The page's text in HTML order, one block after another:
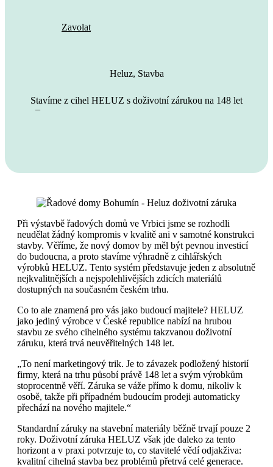
Zavolat
Heluz, Stavba
Stavíme z cihel HELUZ s doživotní zárukou na 148 let
–
Při výstavbě řadových domů ve Vrbici jsme se rozhodli
neudělat žádný kompromis v kvalitě ani v samotné konstrukci
stavby. Věříme, že nový domov by měl být pevnou investicí
do budoucna, a proto stavíme výhradně z cihlářských
výrobků HELUZ. Tento systém představuje jeden z absolutně
nejkvalitnějších a nejspolehlivějších zdicích materiálů
dostupných na současném českém trhu.
Co to ale znamená pro vás jako budoucí majitele? HELUZ
jako jediný výrobce v České republice nabízí na hrubou
stavbu ze svého cihelného systému takzvanou doživotní
záruku, která trvá neuvěřitelných 148 let.
„To není marketingový trik. Je to závazek podložený historií
firmy, která na trhu působí právě 148 let a svým výrobkům
stoprocentně věří. Záruka se váže přímo k domu, nikoliv k
osobě, takže při případném budoucím prodeji automaticky
přechází na nového majitele.“
Standardní záruky na stavební materiály běžně trvají pouze 2
roky. Doživotní záruka HELUZ však jde daleko za tento
horizont a v praxi potvrzuje to, co stavitelé vědí odjakživa:
kvalitní cihelná stavba bez problémů přetrvá celé generace.